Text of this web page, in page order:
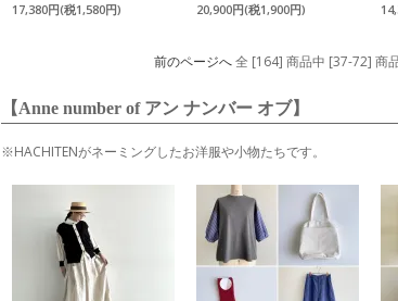
17,380円(税1,580円)
20,900円(税1,900円)
前のページへ全 [164] 商品中 [37-72] 商
【Anne number of アン ナンバー オブ】
※HACHITENがネーミングしたお洋服や小物たちです。